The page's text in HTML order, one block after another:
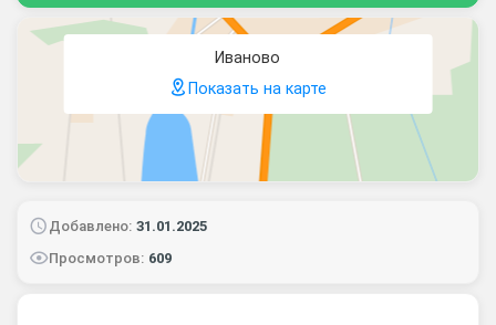
Иваново
Показать на карте
Добавлено: 31.01.2025
Просмотров: 609